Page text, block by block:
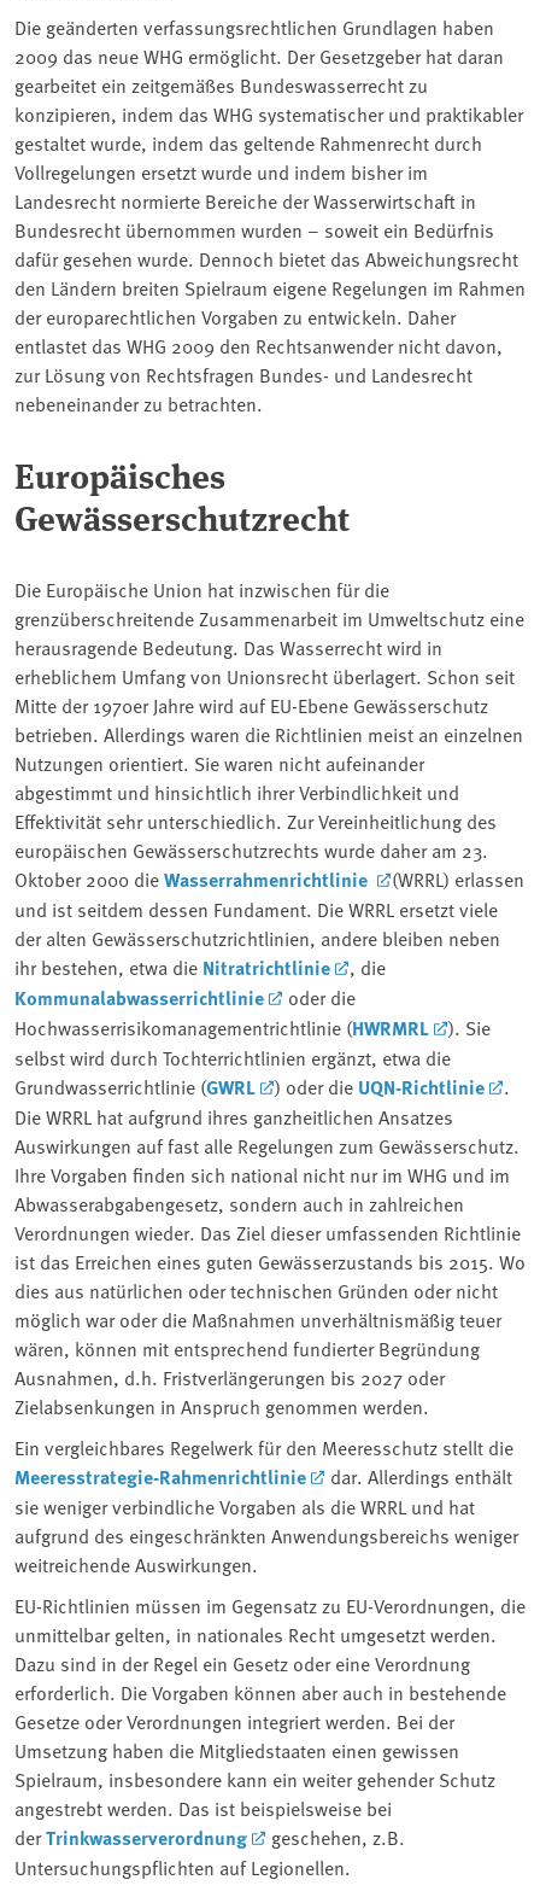
Die geänderten verfassungsrechtlichen Grundlagen haben
2009 das neue WHG ermöglicht. Der Gesetzgeber hat daran
gearbeitet ein zeitgemäßes Bundeswasserrecht zu
konzipieren, indem das WHG systematischer und praktikabler
gestaltet wurde, indem das geltende Rahmenrecht durch
Vollregelungen ersetzt wurde und indem bisher im
Landesrecht normierte Bereiche der Wasserwirtschaft in
Bundesrecht übernommen wurden – soweit ein Bedürfnis
dafür gesehen wurde. Dennoch bietet das Abweichungsrecht
den Ländern breiten Spielraum eigene Regelungen im Rahmen
der europarechtlichen Vorgaben zu entwickeln. Daher
entlastet das WHG 2009 den Rechtsanwender nicht davon,
zur Lösung von Rechtsfragen Bundes- und Landesrecht
nebeneinander zu betrachten.
Europäisches
Gewässerschutzrecht
Die Europäische Union hat inzwischen für die
grenzüberschreitende Zusammenarbeit im Umweltschutz eine
herausragende Bedeutung. Das Wasserrecht wird in
erheblichem Umfang von Unionsrecht überlagert. Schon seit
Mitte der 1970er Jahre wird auf EU-Ebene Gewässerschutz
betrieben. Allerdings waren die Richtlinien meist an einzelnen
Nutzungen orientiert. Sie waren nicht aufeinander
abgestimmt und hinsichtlich ihrer Verbindlichkeit und
Effektivität sehr unterschiedlich. Zur Vereinheitlichung des
europäischen Gewässerschutzrechts wurde daher am 23.
Oktober 2000 dieWasserrahmenrichtlinie
(WRRL) erlassen
und ist seitdem dessen Fundament. Die WRRL ersetzt viele
der alten Gewässerschutzrichtlinien, andere bleiben neben
ihr bestehen, etwa die Nitratrichtlinie , die
Kommunalabwasserrichtlinie
oder die
Hochwasserrisikomanagementrichtlinie (HWRMRL
). Sie
selbst wird durch Tochterrichtlinien ergänzt, etwa die
Grundwasserrichtlinie (GWRL ) oder dieUQN-Richtlinie
.
Die WRRL hat aufgrund ihres ganzheitlichen Ansatzes
Auswirkungen auf fast alle Regelungen zum Gewässerschutz.
Ihre Vorgaben finden sich national nicht nur im WHG und im
Abwasserabgabengesetz, sondern auch in zahlreichen
Verordnungen wieder. Das Ziel dieser umfassenden Richtlinie
ist das Erreichen eines guten Gewässerzustands bis 2015. Wo
dies aus natürlichen oder technischen Gründen oder nicht
möglich war oder die Maßnahmen unverhältnismäßig teuer
wären, können mit entsprechend fundierter Begründung
Ausnahmen, d.h. Fristverlängerungen bis 2027 oder
Zielabsenkungen in Anspruch genommen werden.
Ein vergleichbares Regelwerk für den Meeresschutz stellt die
Meeresstrategie-Rahmenrichtlinie
dar. Allerdings enthält
sie weniger verbindliche Vorgaben als die WRRL und hat
aufgrund des eingeschränkten Anwendungsbereichs weniger
weitreichende Auswirkungen.
EU-Richtlinien müssen im Gegensatz zu EU-Verordnungen, die
unmittelbar gelten, in nationales Recht umgesetzt werden.
Dazu sind in der Regel ein Gesetz oder eine Verordnung
erforderlich. Die Vorgaben können aber auch in bestehende
Gesetze oder Verordnungen integriert werden. Bei der
Umsetzung haben die Mitgliedstaaten einen gewissen
Spielraum, insbesondere kann ein weiter gehender Schutz
angestrebt werden. Das ist beispielsweise bei
derTrinkwasserverordnung
geschehen, z.B.
Untersuchungspflichten auf Legionellen.